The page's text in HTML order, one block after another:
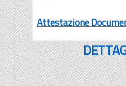
Attestazione